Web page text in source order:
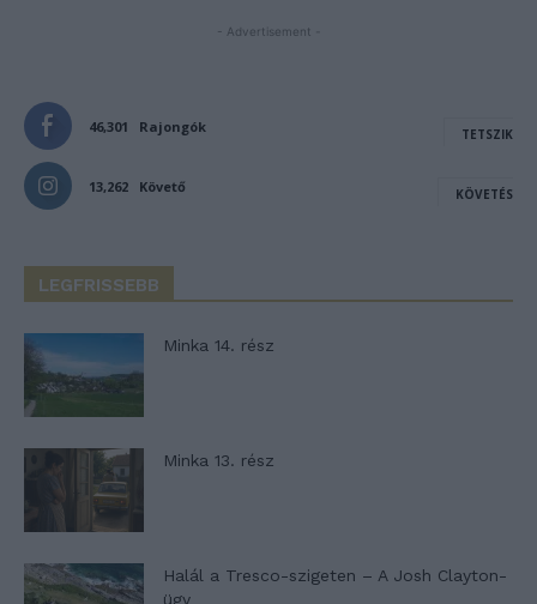
- Advertisement -
46,301 Rajongók TETSZIK
13,262 Követő KÖVETÉS
LEGFRISSEBB
Minka 14. rész
Minka 13. rész
Halál a Tresco-szigeten – A Josh Clayton-
ügy